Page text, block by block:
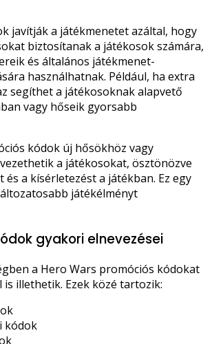
javítják a játékmenetet azáltal, hogy
biztosítanak a játékosok számára,
és általános játékmenet-
használhatnak. Például, ha extra
segíthet a játékosoknak alapvető
vagy hőseik gyorsabb
kódok új hősökhöz vagy
a játékosokat, ösztönözve
és a kísérletezést a játékban. Ez egy
játékélményt
gyakori elnevezései
a Hero Wars promóciós kódokat
is illethetik. Ezek közé tartozik:
kódok